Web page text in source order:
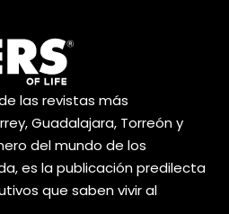
de las revistas más
Guadalajara, Torreón y
del mundo de los
es la publicación predilecta
que saben vivir al